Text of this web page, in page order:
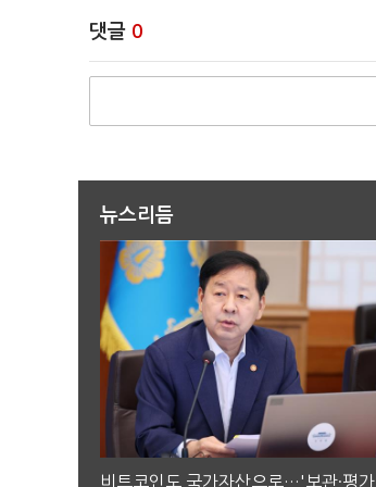
댓글 0
뉴스리듬
비트코인도 국가자산으로…'보관·평가